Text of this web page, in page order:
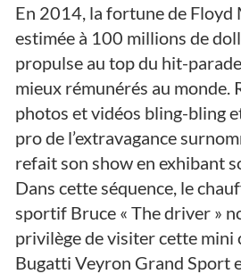
En 2014, la fortune de
estimée à 100 millions de
propulse au top du hit-
mieux rémunérés au monde.
photos et vidéos bling-bling
pro de l’extravagance
refait son show en exhibant
Dans cette séquence, le
sportif Bruce « The driver »
privilège de visiter cette mini
Bugatti Veyron Grand Sport